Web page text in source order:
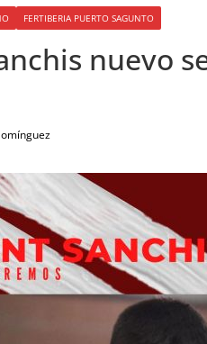
FERTIBERIA PUERTO SAGUNTO
nuevo